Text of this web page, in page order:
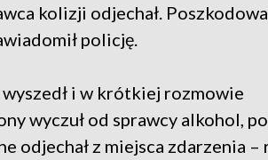
kolizji odjechał.
policję.
i w krótkiej rozmowie
wyczuł od sprawcy alkohol, po
odjechał z miejsca zdarzenia